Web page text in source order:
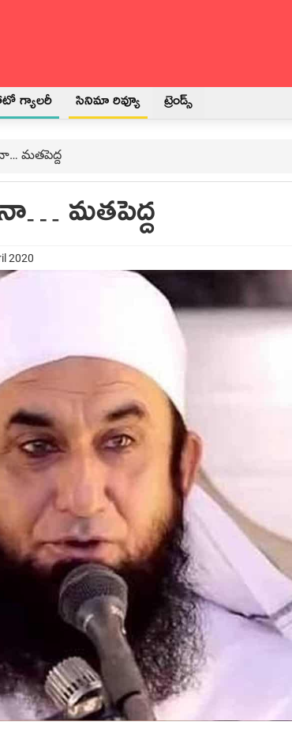
గ్యాలరీ సినిమా రివ్యూ ట్రెండ్స్
మతపెద్ద
మతపెద్ద
2020